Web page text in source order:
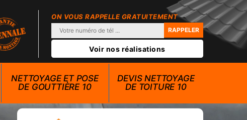
ON VOUS RAPPELLE GRATUITEMENT
Voir nos réalisations
NETTOYAGE ET POSE
DE GOUTTIÈRE 10
DEVIS NETTOYAGE
DE TOITURE 10